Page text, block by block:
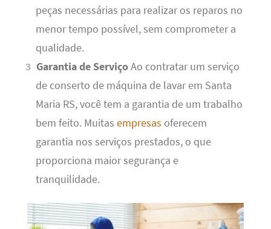
peças necessárias para realizar os reparos no
menor tempo possível, sem comprometer a
qualidade.
Garantia de ServiçoAo contratar um serviço
de conserto de máquina de lavar em Santa
Maria RS, você tem a garantia de um trabalho
bem feito. Muitas empresas oferecem
garantia nos serviços prestados, o que
proporciona maior segurança e
tranquilidade.